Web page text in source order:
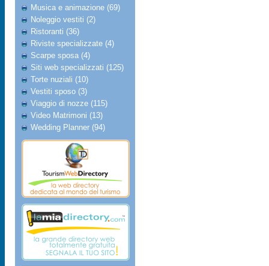
Musica e animazione (69)
Noleggio vestiti (2)
Ristoranti (36)
Riviste specializzate (4)
Scarpe sposa (4)
Siti web specializzati (125)
Torte nuziali (10)
Vestiti sposo (3)
Viaggio di nozze (115)
Video Matrimoni (13)
Wedding Planner (94)